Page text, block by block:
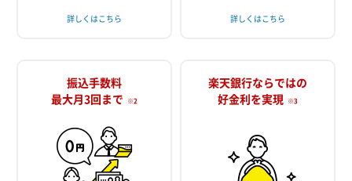
詳しくはこちら 詳しくはこちら
振込手数料
最大月3回まで ※2
楽天銀行ならではの
好金利を実現 ※3